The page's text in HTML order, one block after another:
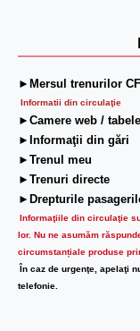
►Mersul trenurilor
Informatii din circulaţie
►Camere web /
►Informaţii din gări
►Trenul meu
►Trenuri directe
►Drepturile
Informaţiile din circulaţie
lor. Nu ne asumăm
circumstanțiale produse
În caz de urgenţe, apelaţi
telefonie.